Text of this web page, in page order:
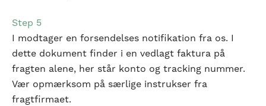
Step 5
I modtager en forsendelses notifikation fra os. I
dette dokument finder i en vedlagt faktura på
fragten alene, her står konto og tracking nummer.
Vær opmærksom på særlige instrukser fra
fragtfirmaet.